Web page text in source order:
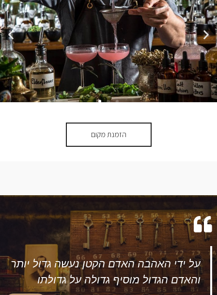
הזמנת מקום
על ידי האהבה האדם הקטן נעשה גדול יותר
והאדם הגדול מוסיף גדולה על גדולתו